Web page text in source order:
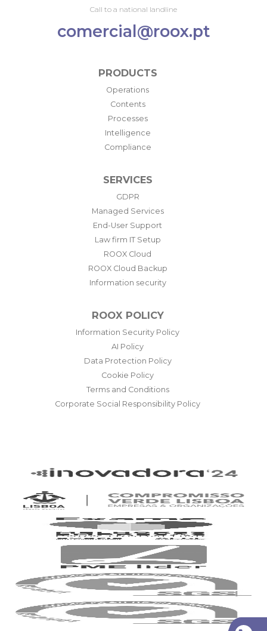
Call to a national landline
comercial@roox.pt
PRODUCTS
Operations
Contents
Processes
Intelligence
Compliance
SERVICES
GDPR
Managed Services
End-User Support
Law firm IT Setup
ROOX Cloud
ROOX Cloud Backup
Information security
ROOX POLICY
Information Security Policy
AI Policy
Data Protection Policy
Cookie Policy
Terms and Conditions
Corporate Social Responsibility Policy